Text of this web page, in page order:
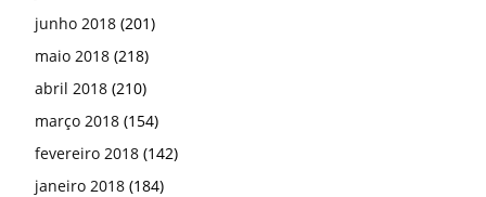
junho 2018 (201)
maio 2018 (218)
abril 2018 (210)
março 2018 (154)
fevereiro 2018 (142)
janeiro 2018 (184)